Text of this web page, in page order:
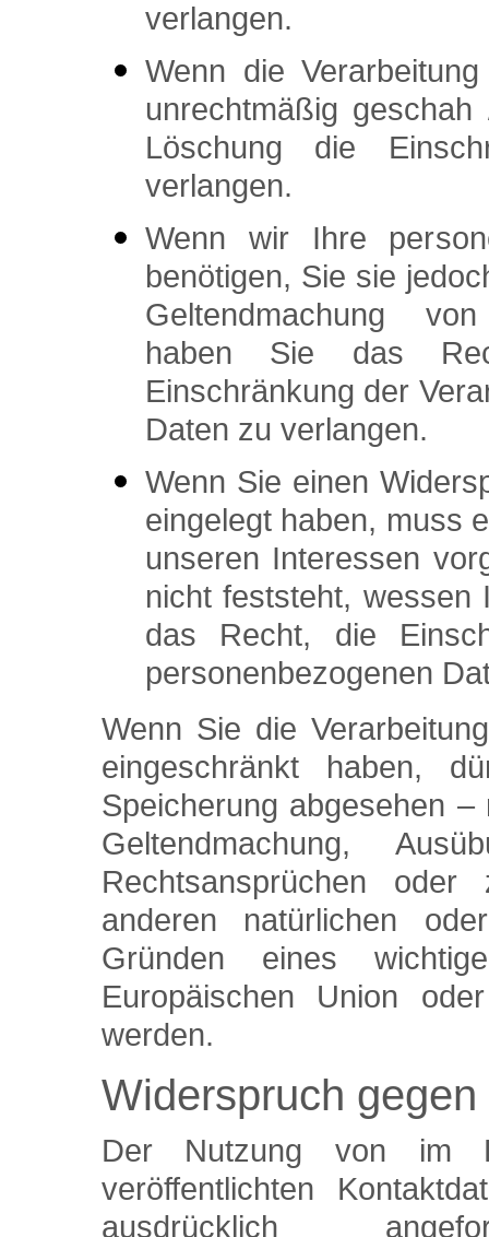
verlangen.
Wenn die
unrechtmäßig
Löschung die
verlangen.
Wenn wir Ihre
benötigen, Sie sie
Geltendmachung
haben Sie das
Einschränkung der
Daten zu verlangen.
Wenn Sie einen
eingelegt haben, muss
unseren Interessen
nicht feststeht, wessen
das Recht, die
personenbezogenen
Wenn Sie die
eingeschränkt haben,
Speicherung abgesehen
Geltendmachung,
Rechtsansprüchen
anderen natürlichen
Gründen eines
Europäischen Union
werden.
Widerspruch
Der Nutzung von im
veröffentlichten
ausdrücklich